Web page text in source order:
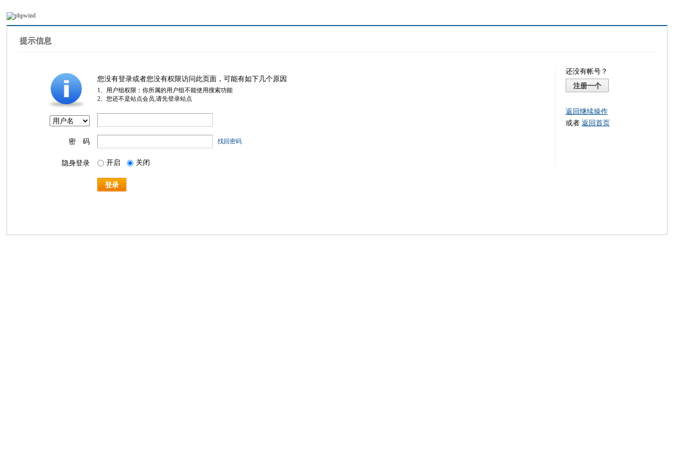
提示信息
您没有登录或者您没有权限访问此页面，可能有如下几个原因
1、用户组权限：你所属的用户组不能使用搜索功能
2、您还不是站点会员,请先登录站点
密 码 找回密码
隐身登录 开启 关闭
登录
还没有帐号？
注册一个
返回继续操作
或者 返回首页